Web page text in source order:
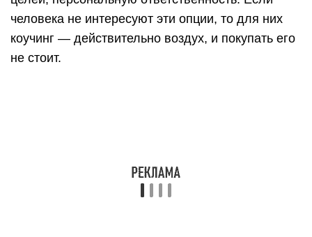
человека не интересуют эти опции, то для них
коучинг — действительно воздух, и покупать его
не стоит.